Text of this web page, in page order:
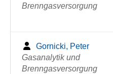
Brenngasversorgung
Gornicki, Peter
Gasanalytik und
Brenngasversorgung